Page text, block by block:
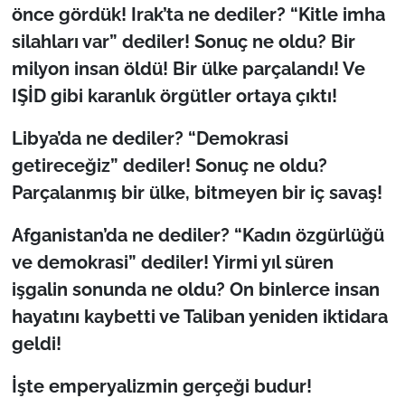
önce gördük! Irak’ta ne dediler? “Kitle imha
silahları var” dediler! Sonuç ne oldu? Bir
milyon insan öldü! Bir ülke parçalandı! Ve
IŞİD gibi karanlık örgütler ortaya çıktı!
Libya’da ne dediler? “Demokrasi
getireceğiz” dediler! Sonuç ne oldu?
Parçalanmış bir ülke, bitmeyen bir iç savaş!
Afganistan’da ne dediler? “Kadın özgürlüğü
ve demokrasi” dediler! Yirmi yıl süren
işgalin sonunda ne oldu? On binlerce insan
hayatını kaybetti ve Taliban yeniden iktidara
geldi!
İşte emperyalizmin gerçeği budur!